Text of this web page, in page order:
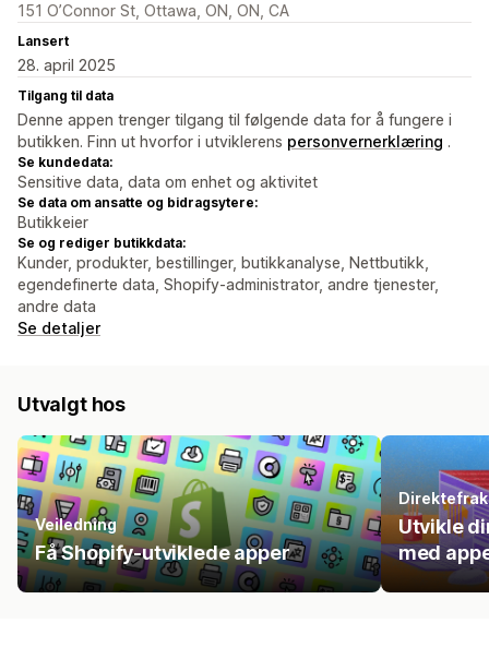
151 O’Connor St, Ottawa, ON, ON, CA
Lansert
28. april 2025
Tilgang til data
Denne appen trenger tilgang til følgende data for å fungere i
butikken. Finn ut hvorfor i utviklerens personvernerklæring .
Se kundedata:
Sensitive data, data om enhet og aktivitet
Se data om ansatte og bidragsytere:
Butikkeier
Se og rediger butikkdata:
Kunder, produkter, bestillinger, butikkanalyse, Nettbutikk,
egendefinerte data, Shopify-administrator, andre tjenester,
andre data
Se detaljer
Utvalgt hos
Veiledning
Få Shopify-utviklede apper
Utvikle
med